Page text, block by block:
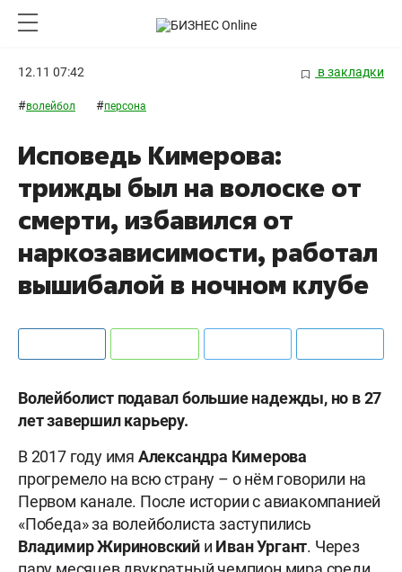
12.11 07:42 в закладки
#волейбол #персона
Исповедь Кимерова:
трижды был на волоске от
смерти, избавился от
наркозависимости, работал
вышибалой в ночном клубе
Волейболист подавал большие надежды, но в 27
лет завершил карьеру.
В 2017 году имя Александра Кимерова
прогремело на всю страну – о нём говорили на
Первом канале. После истории с авиакомпанией
«Победа» за волейболиста заступились
ВладимирЖириновский и ИванУргант. Через